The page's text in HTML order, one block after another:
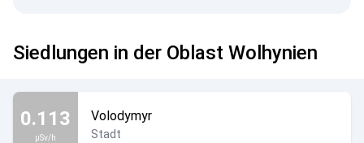
Siedlungen in der Oblast Wolhynien
0.113
µSv/h
Volodymyr
Stadt